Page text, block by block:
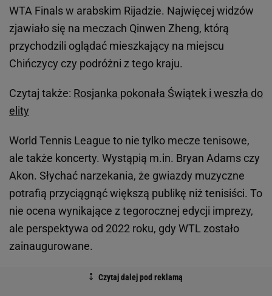
WTA Finals w arabskim Rijadzie. Najwięcej widzów
zjawiało się na meczach Qinwen Zheng, którą
przychodzili oglądać mieszkający na miejscu
Chińczycy czy podróżni z tego kraju.
Czytaj także: Rosjanka pokonała Świątek i weszła do
elity
World Tennis League to nie tylko mecze tenisowe,
ale także koncerty. Wystąpią m.in. Bryan Adams czy
Akon. Słychać narzekania, że gwiazdy muzyczne
potrafią przyciągnąć większą publikę niż tenisiści. To
nie ocena wynikające z tegorocznej edycji imprezy,
ale perspektywa od 2022 roku, gdy WTL zostało
zainaugurowane.